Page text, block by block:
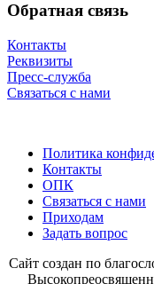
Обратная связь
Контакты
Реквизиты
Пресс-служба
Связаться с нами
Политика
Контакты
ОПК
Связаться с нами
Приходам
Задать вопрос
Сайт со­здан по